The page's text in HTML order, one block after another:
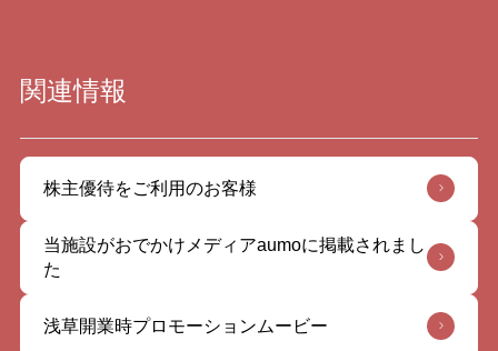
関連情報
株主優待をご利用のお客様
当施設がおでかけメディアaumoに掲載されまし
た
浅草開業時プロモーションムービー